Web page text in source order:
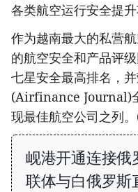
各类航空运行安全提升
作为越南最大的私营
的航空安全和产品评
七星安全最高排名，
(Airfinance Journal)
现最佳航空公司之列
岘港开通连接俄
联体与白俄罗斯